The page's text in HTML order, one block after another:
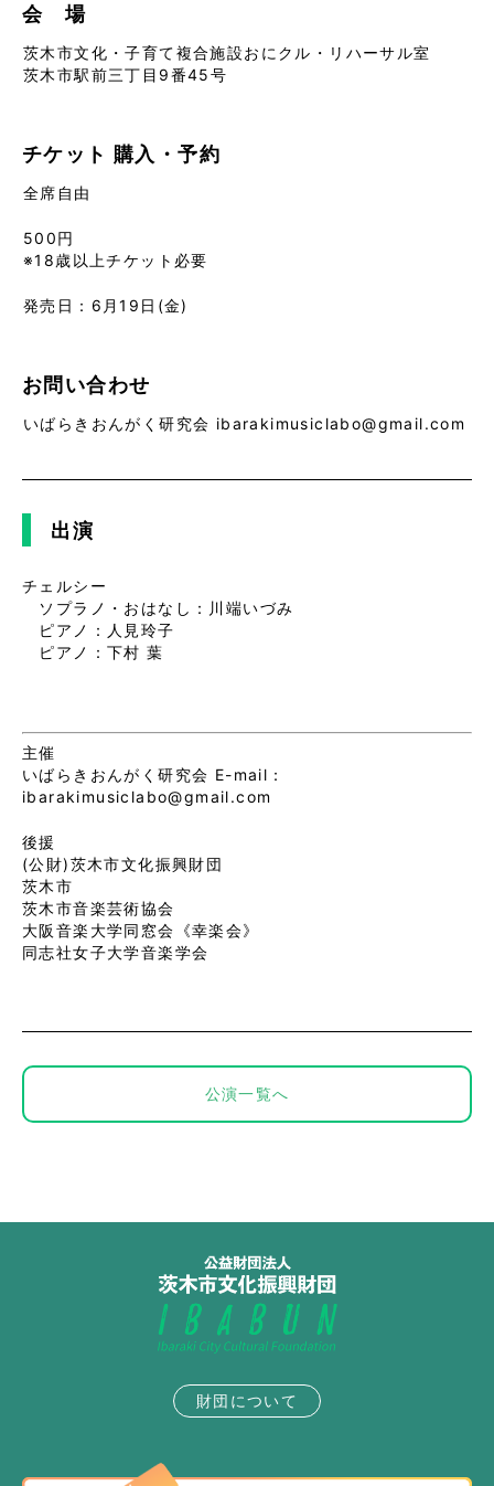
会 場
茨木市文化・子育て複合施設おにクル・リハーサル室
茨木市駅前三丁目9番45号
チケット 購入・予約
全席自由
500円
※18歳以上チケット必要
発売日：6月19日(金)
お問い合わせ
いばらきおんがく研究会 ibarakimusiclabo@gmail.com
出演
チェルシー
ソプラノ・おはなし：川端いづみ
ピアノ：人見玲子
ピアノ：下村 葉
主催
いばらきおんがく研究会 E-mail：
ibarakimusiclabo@gmail.com
後援
(公財)茨木市文化振興財団
茨木市
茨木市音楽芸術協会
大阪音楽大学同窓会《幸楽会》
同志社女子大学音楽学会
公演一覧へ
財団について